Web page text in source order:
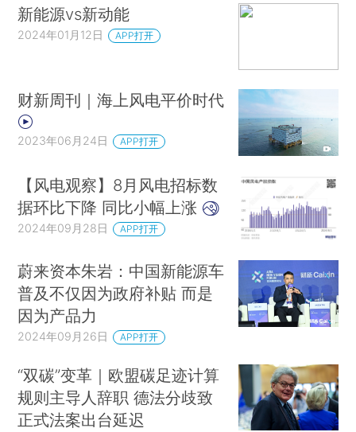
新能源vs新动能
2024年01月12日 APP打开
财新周刊｜海上风电平价时代
2023年06月24日 APP打开
【风电观察】8月风电招标数
据环比下降 同比小幅上涨
2024年09月28日 APP打开
蔚来资本朱岩：中国新能源车
普及不仅因为政府补贴 而是
因为产品力
2024年09月26日 APP打开
“双碳”变革｜欧盟碳足迹计算
规则主导人辞职 德法分歧致
正式法案出台延迟